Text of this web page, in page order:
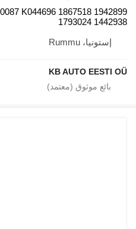
K000087 K044696 1867518
1793024
إستونيا، Rummu
KB AUTO EESTI